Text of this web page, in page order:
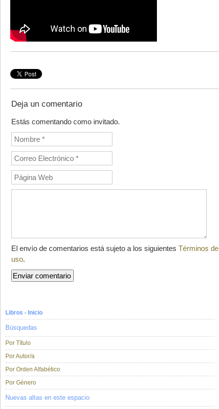
Deja un comentario
Estás comentando como invitado.
El envío de comentarios está sujeto a los siguientes Términos de
uso.
Libros - Inicio
Búsquedas
Por Título
Por Autor/a
Por Orden Alfabético
Por Género
Nuevas altas en este espacio